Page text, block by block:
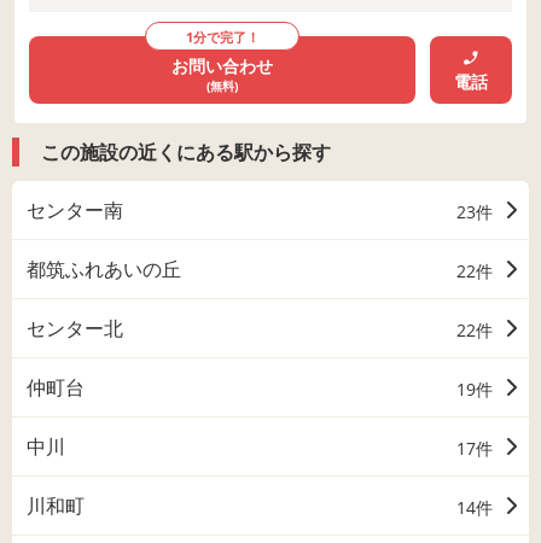
1分で完了！
お問い合わせ
(無料) 電話
この施設の近くにある駅から探す
センター南 23件
都筑ふれあいの丘 22件
センター北 22件
仲町台 19件
中川 17件
川和町 14件